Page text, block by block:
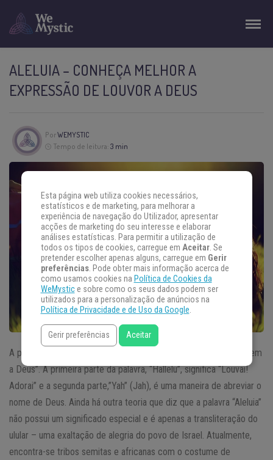
ALELUIA – CONHEÇA MELHOR A
EXPRESSÃO DE LOUVOR A DEUS
PorWEMYSTIC
Tempo de leitura: 3 min
A palavra Aleluia vem do hebraico e significa basicamente “louvem
a Deus”. A primeira parte da palavra, “Hallelu”, significa “Louvai!
Adorai” e a segunda parte,”Yah” (Jah), é uma maneira de abreviar o
nome de Deus. Ainda há outra teoria que diz que a palavra “Aleluia”
não possui um significado especial e é apenas a transliteração do
ulular – uma exaltação de alegria do povo de Israel. Atualmente,
encontra-se tribos semitas e africanas com o costume de
Esta página web utiliza cookies necessários,
estatísticos e de marketing, para melhorar a
experiência de navegação do Utilizador, apresentar
acções de marketing do seu interesse e elaborar
análises estatísticas. Para permitir a utilização de
todos os tipos de cookies, carregue em Aceitar. Se
pretender escolher apenas alguns, carregue em Gerir
preferências. Pode obter mais informação acerca de
como usamos cookies na Política de Cookies da
WeMystice sobre como os seus dados podem ser
utilizados para a personalização de anúncios na
Política de Privacidade e de Uso da Google.
Gerir preferências Aceitar